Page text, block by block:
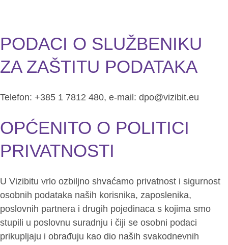
PODACI O SLUŽBENIKU
ZA ZAŠTITU PODATAKA
Telefon: +385 1 7812 480, e-mail: dpo@vizibit.eu
OPĆENITO O POLITICI
PRIVATNOSTI
U Vizibitu vrlo ozbiljno shvaćamo privatnost i sigurnost
osobnih podataka naših korisnika, zaposlenika,
poslovnih partnera i drugih pojedinaca s kojima smo
stupili u poslovnu suradnju i čiji se osobni podaci
prikupljaju i obrađuju kao dio naših svakodnevnih